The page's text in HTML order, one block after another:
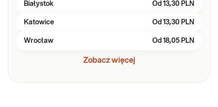
Białystok Od 13,30 PLN
Katowice Od 13,30 PLN
Wrocław Od 18,05 PLN
Zobacz więcej